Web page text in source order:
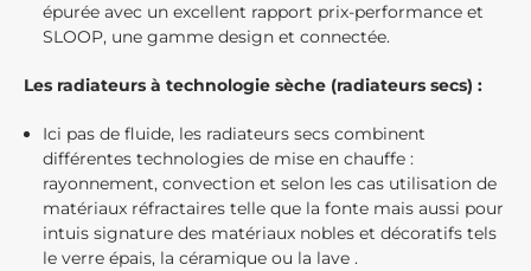
épurée avec un excellent rapport prix-performance et
SLOOP, une gamme design et connectée.
Les radiateurs à technologie sèche (radiateurs secs) :
Ici pas de fluide, les radiateurs secs combinent
différentes technologies de mise en chauffe :
rayonnement, convection et selon les cas utilisation de
matériaux réfractaires telle que la fonte mais aussi pour
intuis signature des matériaux nobles et décoratifs tels
le verre épais, la céramique ou la lave .